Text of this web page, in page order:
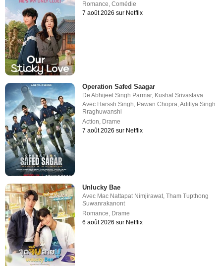
Romance,Comédie
7 août 2026 sur Netflix
Operation Safed Saagar
DeAbhijeet Singh Parmar, Kushal Srivastava
Avec Harssh Singh Pawan Chopra ,Adittya Singh
Rraghuwanshi
Action Drame
7 août 2026 sur Netflix
Unlucky Bae
Avec Mac Nattapat Nimjirawat,Tham Tupthong
Suwanrakanont
Romance, Drame
6 août 2026 sur Netflix